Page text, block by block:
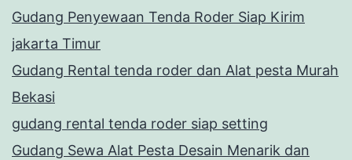
Gudang Penyewaan Tenda Roder Siap Kirim
jakarta Timur
Gudang Rental tenda roder dan Alat pesta Murah
Bekasi
gudang rental tenda roder siap setting
Gudang Sewa Alat Pesta Desain Menarik dan